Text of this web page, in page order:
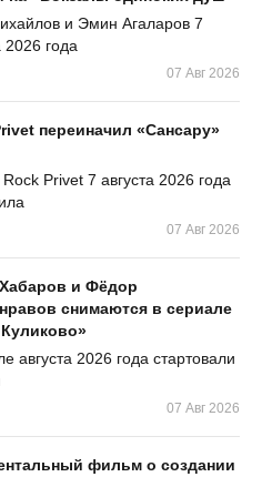
и Эмин Агаларов 7
2026 года
07 Авг 2026
переиначил «Сансару»
Privet 7 августа 2026 года
07 Авг 2026
и Фёдор
снимаются в сериале
августа 2026 года стартовали
07 Авг 2026
фильм о создании